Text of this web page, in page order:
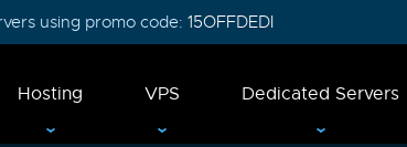
using promo code: 15OFFDEDI
Hosting VPS Dedicated Servers